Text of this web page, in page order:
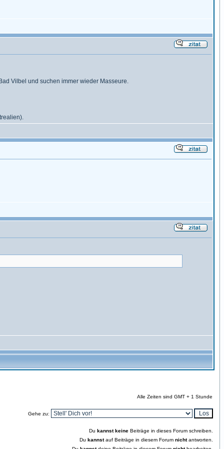
Vilbel und suchen immer wieder Masseure.
Alle Zeiten sind GMT + 1 Stunde
Gehe zu:
Du kannst keine Beiträge in dieses Forum schreiben.
Du kannstauf Beiträge in diesem Forum nichtantworten.